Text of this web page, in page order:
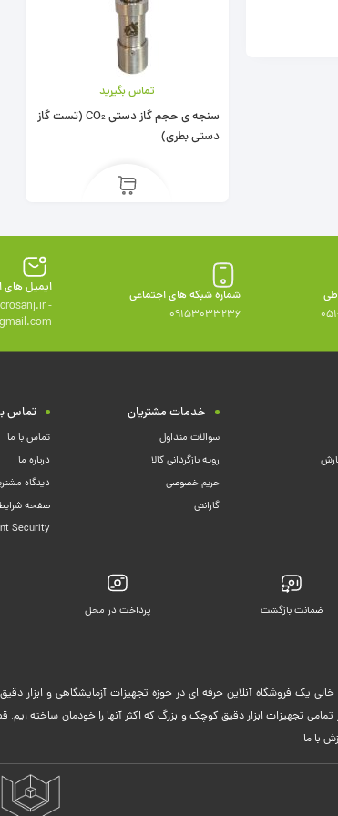
تماس بگیرید
سنجه ی حجم گاز دستی CO₂ (تست گاز
دستی بطری)
شماره شبکه های اجتماعی
09153033236
ایمیل های
-
خدمات مشتریان
سوالات متداول
رویه بازگردانی کالا
حریم خصوصی
گارانتی
تماس
تماس با ما
درباره ما
دیدگاه
صفحه
Security
ضمانت بازگشت پرداخت در محل
یک فروشگاه آنلاین حرفه ای در حوزه تجهیزات آزمایشگاهی و ابزار
تجهیزات ابزار دقیق کوچک و بزرگ که اکثر آنها را خودمان ساخته
با ما.